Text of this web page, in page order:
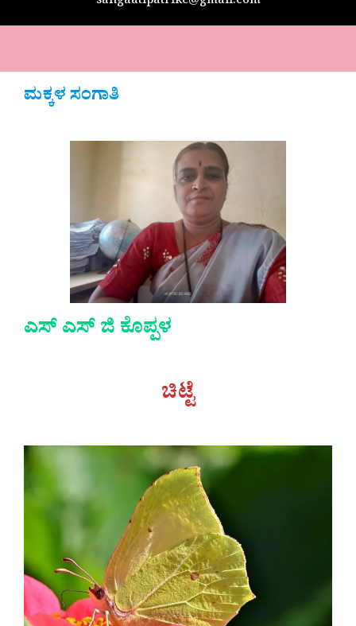
ಮಕ್ಕಳ ಸಂಗಾತಿ
ಎಸ್ ಎಸ್ ಜಿ ಕೊಪ್ಪಳ
ಚಿಟ್ಟೆ